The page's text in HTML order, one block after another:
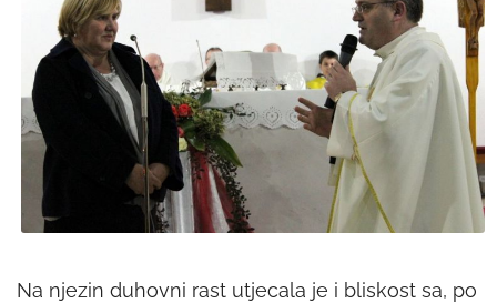
Na njezin duhovni rast utjecala je i bliskost sa, po